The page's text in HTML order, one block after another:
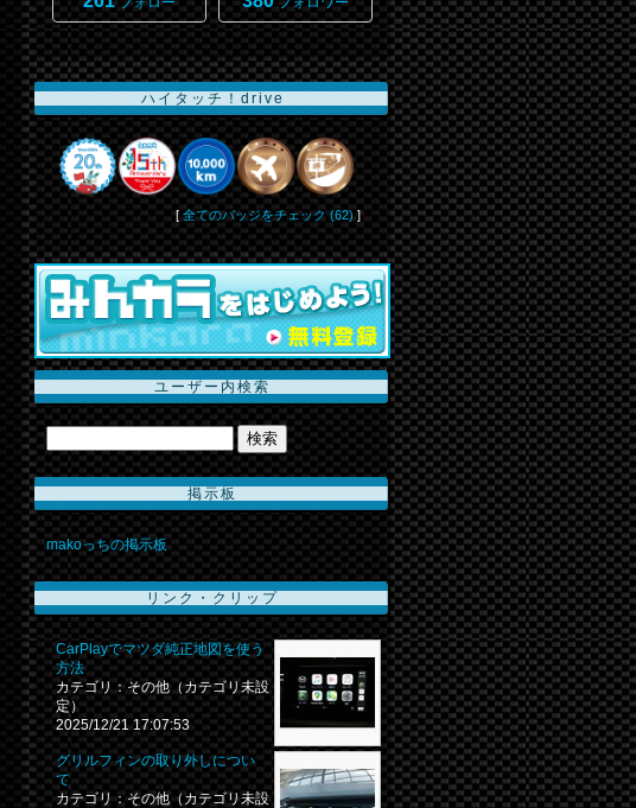
ハイタッチ！drive
[ 全てのバッジをチェック (62)]
ユーザー内検索
掲示板
makoっちの掲示板
リンク・クリップ
CarPlayでマツダ純正地図を使う
方法
カテゴリ：その他（カテゴリ未設
定）
2025/12/21 17:07:53
グリルフィンの取り外しについ
て
カテゴリ：その他（カテゴリ未設